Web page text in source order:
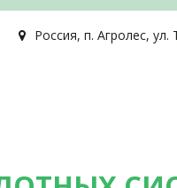
Россия, п. Агролес, ул.